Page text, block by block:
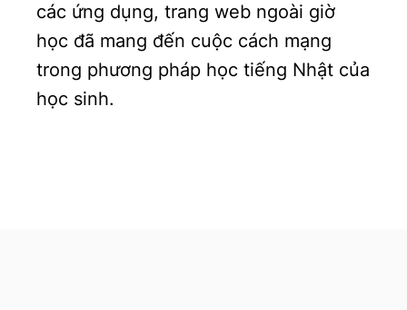
các ứng dụng, trang web ngoài giờ
học đã mang đến cuộc cách mạng
trong phương pháp học tiếng Nhật của
học sinh.